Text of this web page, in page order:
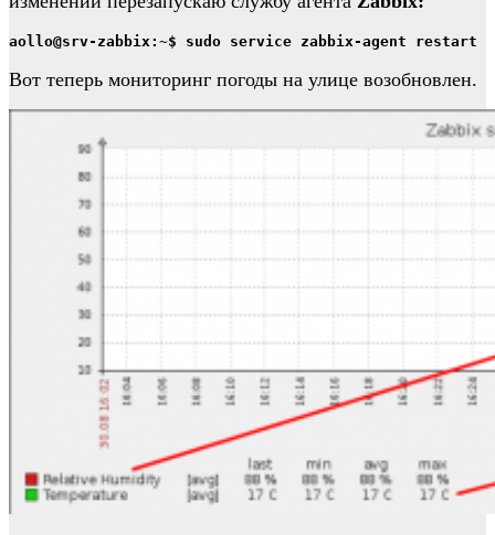
aollo@srv-zabbix:~$ sudo service zabbix-agent restart
Вот теперь мониторинг погоды на улице возобновлен.